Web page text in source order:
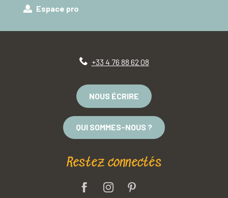
Espace pro
+33 4 76 88 62 08
NOUS ÉCRIRE
QUI SOMMES-NOUS ?
Restez connectés